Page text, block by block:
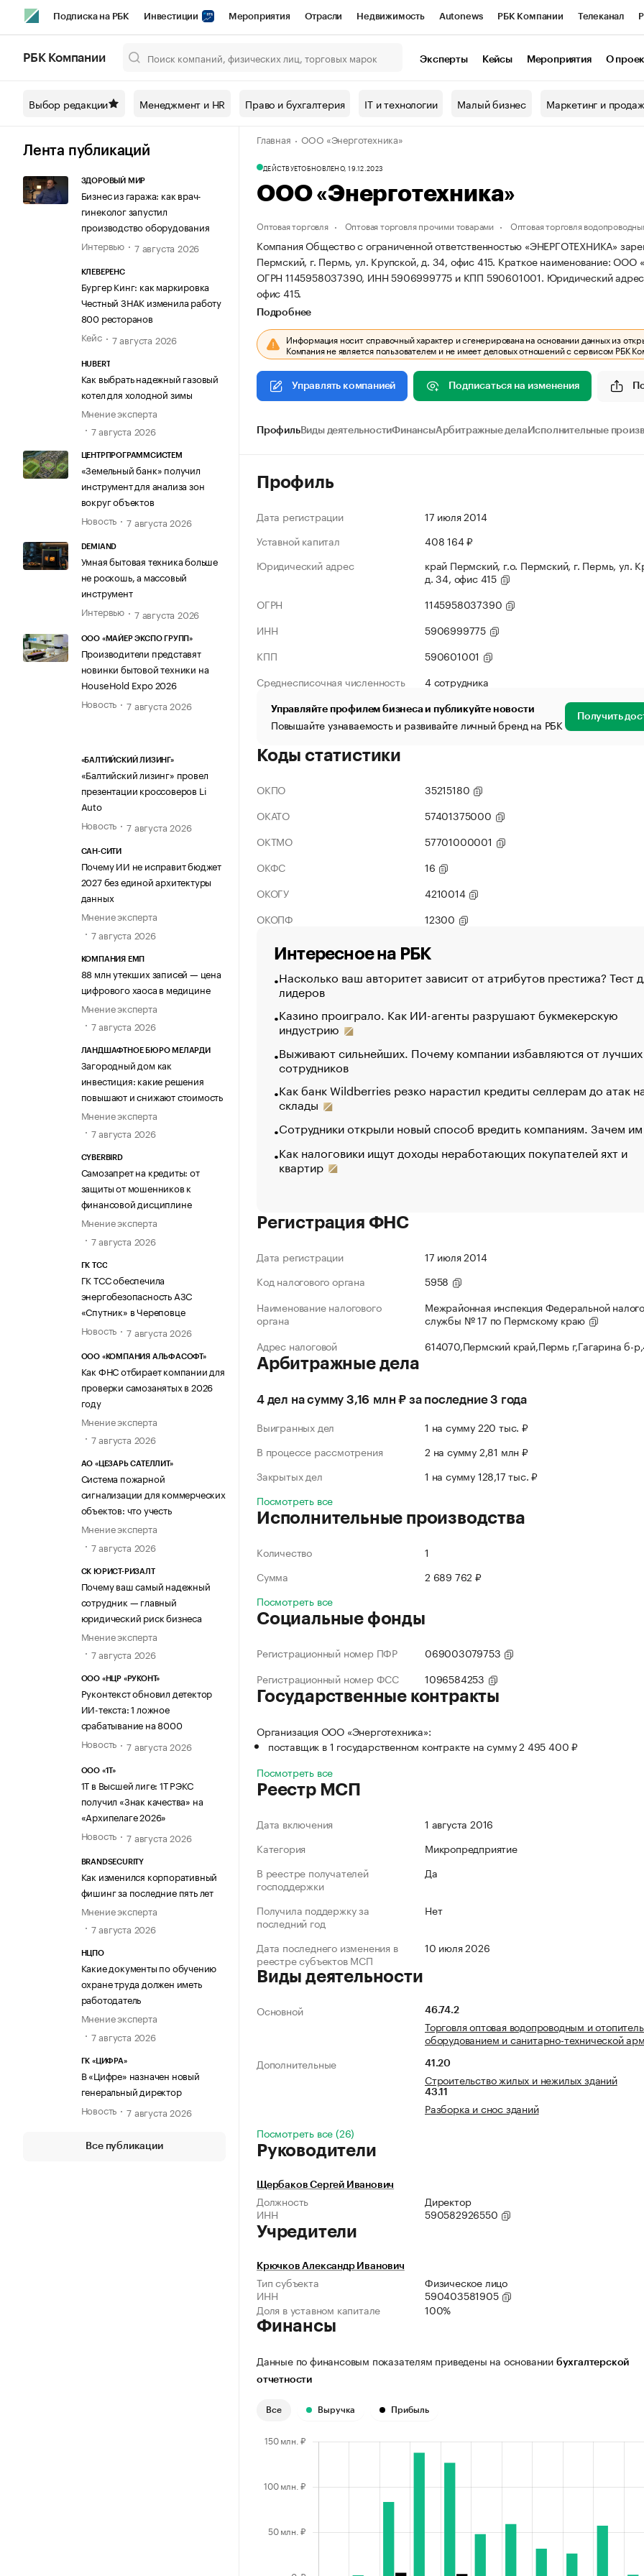
Подписка на РБК Инвестиции Мероприятия Отрасли Недвижимость Autonews РБК Компании Телеканал
Спецпроекты СПб Конференции СПб Спецпроекты Проверка контрагентов
Технологии и медиа Рынок наличной валюты
РБК Компании Эксперты Кейсы Мероприятия О
Выбор редакции Менеджмент и HR Право и бухгалтерия IT и технологии Малый бизнес Маркетинг и
Лента публикаций
ЗДОРОВЫЙ МИР
Бизнес из гаража: как врач-
гинеколог запустил
производство оборудования
Интервью
7 августа 2026
КЛЕВЕРЕНС
Бургер Кинг: как маркировка
Честный ЗНАК изменила работу
800 ресторанов
Кейс
7 августа 2026
HUBERT
Как выбрать надежный газовый
котел для холодной зимы
Мнение эксперта
7 августа 2026
ЦЕНТРПРОГРАММСИСТЕМ
«Земельный банк» получил
инструмент для анализа зон
вокруг объектов
Новость
7 августа 2026
DEMIAND
Умная бытовая техника больше
не роскошь, а массовый
инструмент
Интервью
7 августа 2026
ООО «МАЙЕР ЭКСПО ГРУПП»
Производители представят
новинки бытовой техники на
HouseHold Expo 2026
Новость
7 августа 2026
«БАЛТИЙСКИЙ ЛИЗИНГ»
«Балтийский лизинг» провел
презентации кроссоверов Li
Auto
Новость
7 августа 2026
САН-СИТИ
Почему ИИ не исправит бюджет
2027 без единой архитектуры
данных
Мнение эксперта
7 августа 2026
КОМПАНИЯ ЕМП
88 млн утекших записей — цена
цифрового хаоса в медицине
Мнение эксперта
7 августа 2026
ЛАНДШАФТНОЕ БЮРО МЕЛАРДИ
Загородный дом как
инвестиция: какие решения
повышают и снижают стоимость
Мнение эксперта
7 августа 2026
CYBERBIRD
Самозапрет на кредиты: от
защиты от мошенников к
финансовой дисциплине
Мнение эксперта
7 августа 2026
ГК ТСС
ГК ТСС обеспечила
энергобезопасность АЗС
«Спутник» в Череповце
Новость
7 августа 2026
ООО «КОМПАНИЯ АЛЬФАСОФТ»
Как ФНС отбирает компании для
проверки самозанятых в 2026
году
Мнение эксперта
7 августа 2026
АО «ЦЕЗАРЬ САТЕЛЛИТ»
Система пожарной
сигнализации для коммерческих
объектов: что учесть
Мнение эксперта
7 августа 2026
СК ЮРИСТ-РИЗАЛТ
Почему ваш самый надежный
сотрудник — главный
юридический риск бизнеса
Мнение эксперта
7 августа 2026
ООО «НЦР «РУКОНТ»
Руконтекст обновил детектор
ИИ-текста: 1 ложное
срабатывание на 8000
Новость
7 августа 2026
ООО «1Т»
1Т в Высшей лиге: 1Т РЭКС
получил «Знак качества» на
«Архипелаге 2026»
Новость
7 августа 2026
BRANDSECURITY
Как изменился корпоративный
фишинг за последние пять лет
Мнение эксперта
7 августа 2026
НЦПО
Какие документы по обучению
охране труда должен иметь
работодатель
Мнение эксперта
7 августа 2026
ГК «ЦИФРА»
В «Цифре» назначен новый
генеральный директор
Новость
7 августа 2026
Все публикации
Главная ООО «Энерготехника»
ДЕЙСТВУЕТОБНОВЛЕНО, 19.12.2023
ООО «Энерготехника»
Оптовая торговля Оптовая торговля прочими товарами Оптовая торговля
Компания Общество с ограниченной ответственностью «ЭНЕРГОТЕХНИКА»
Пермский, г. Пермь, ул. Крупской, д. 34, офис 415. Краткое наименование: ООО
ОГРН 1145958037390, ИНН 5906999775 и КПП 590601001. Юридический
офис 415.
Подробнее
Информация носит справочный характер и сгенерирована на основании данных из
Компания не является пользователем и не имеет деловых отношений с сервисом РБК
Управлять компанией Подписаться на изменения
ПрофильВиды деятельностиФинансыАрбитражные дела Исполнительные
Профиль
Дата регистрации
17 июля 2014
Уставной капитал
408 164 ₽
Юридический адрес
край Пермский, г.о. Пермский, г. Пермь, ул.
д. 34, офис 415
ОГРН
1145958037390
ИНН
5906999775
КПП
590601001
Среднесписочная численность
4 сотрудника
Управляйте профилем бизнеса и публикуйте новости
Повышайте узнаваемость и развивайте личный бренд на РБК Получить
Коды статистики
ОКПО
35215180
ОКАТО
57401375000
ОКТМО
57701000001
ОКФС
16
ОКОГУ
4210014
ОКОПФ
12300
Интересное на РБК
Насколько ваш авторитет зависит от атрибутов престижа? Тест
лидеров
Казино проиграло. Как ИИ-агенты разрушают букмекерскую
индустрию
Выживают сильнейших. Почему компании избавляются от лучших
сотрудников
Как банк Wildberries резко нарастил кредиты селлерам до атак
склады
Сотрудники открыли новый способ вредить компаниям. Зачем
Как налоговики ищут доходы неработающих покупателей яхт и
квартир
Регистрация ФНС
Дата регистрации
17 июля 2014
Код налогового органа
5958
Наименование налогового
органа
Межрайонная инспекция Федеральной
службы № 17 по Пермскому краю
Адрес налоговой
614070,Пермский край,Пермь г,Гагарина б-
Арбитражные дела
4 дел на сумму 3,16 млн ₽ за последние 3 года
Выигранных дел
1 на сумму 220 тыс. ₽
В процессе рассмотрения
2 на сумму 2,81 млн ₽
Закрытых дел
1 на сумму 128,17 тыс. ₽
Посмотреть все
Исполнительные производства
Количество
1
Сумма
2 689 762 ₽
Посмотреть все
Социальные фонды
Регистрационный номер ПФР
069003079753
Регистрационный номер ФСС
1096584253
Государственные контракты
Организация ООО «Энерготехника»:
поставщик в 1 государственном контракте на сумму 2 495 400 ₽
Посмотреть все
Реестр МСП
Дата включения
1 августа 2016
Категория
Микропредприятие
В реестре получателей
господдержки
Да
Получила поддержку за
последний год
Нет
Дата последнего изменения в
реестре субъектов МСП
10 июля 2026
Виды деятельности
Основной 46.74.2
Торговля оптовая водопроводным и
оборудованием и санитарно-технической
Дополнительные
41.20
Строительство жилых и нежилых зданий
43.11
Разборка и снос зданий
Посмотреть все (26)
Руководители
Щербаков Сергей Иванович
Должность
Директор
ИНН
590582926550
Учредители
Крючков Александр Иванович
Тип субъекта
Физическое лицо
ИНН
590403581905
Доля в уставном капитале
100%
Финансы
Данные по финансовым показателям приведены на основании бухгалтерской
отчетности
Все Выручка Прибыль